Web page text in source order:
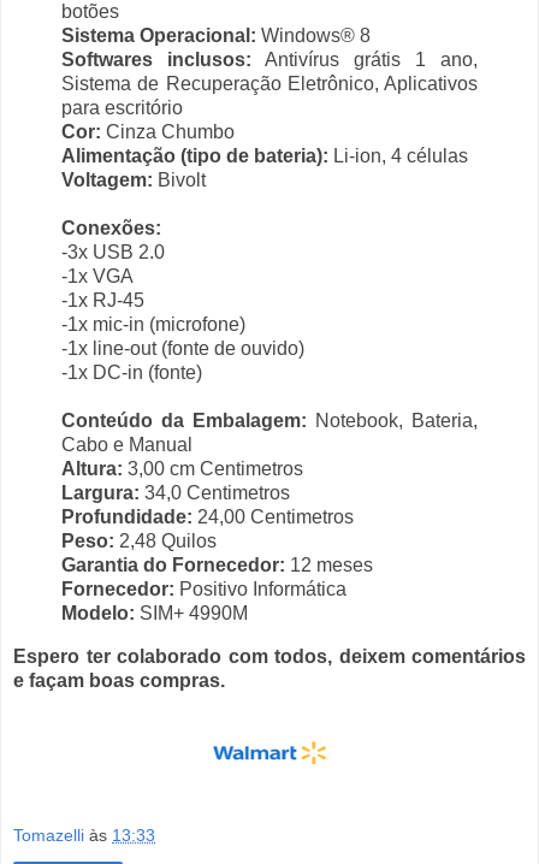
botões
Sistema Operacional: Windows® 8
Softwares inclusos: Antivírus grátis 1 ano,
Sistema de Recuperação Eletrônico, Aplicativos
para escritório
Cor: Cinza Chumbo
Alimentação (tipo de bateria): Li-ion, 4 células
Voltagem: Bivolt
Conexões:
-3x USB 2.0
-1x VGA
-1x RJ-45
-1x mic-in (microfone)
-1x line-out (fonte de ouvido)
-1x DC-in (fonte)
Conteúdo da Embalagem: Notebook, Bateria,
Cabo e Manual
Altura: 3,00 cm Centimetros
Largura: 34,0 Centimetros
Profundidade: 24,00 Centimetros
Peso: 2,48 Quilos
Garantia do Fornecedor: 12 meses
Fornecedor: Positivo Informática
Modelo: SIM+ 4990M
Espero ter colaborado com todos, deixem comentários
e façam boas compras.
Tomazelli às 13:33